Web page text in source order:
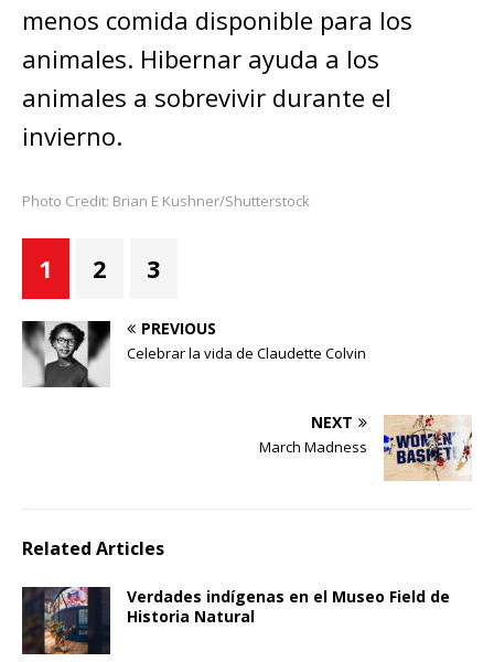
menos comida disponible para los
animales. Hibernar ayuda a los
animales a sobrevivir durante el
invierno.
Photo Credit: Brian E Kushner/Shutterstock
1 2 3
PREVIOUS
Celebrar la vida de Claudette Colvin
NEXT
March Madness
Related Articles
Verdades indígenas en el Museo Field de
Historia Natural